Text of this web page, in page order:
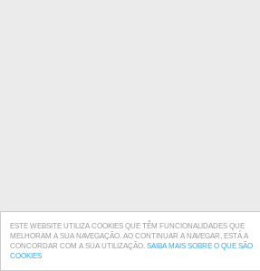
ESTE WEBSITE UTILIZA COOKIES QUE TÊM FUNCIONALIDADES QUE
MELHORAM A SUA NAVEGAÇÃO. AO CONTINUAR A NAVEGAR, ESTÁ A
CONCORDAR COM A SUA UTILIZAÇÃO. SAIBA MAIS SOBRE O QUE SÃO
COOKIES